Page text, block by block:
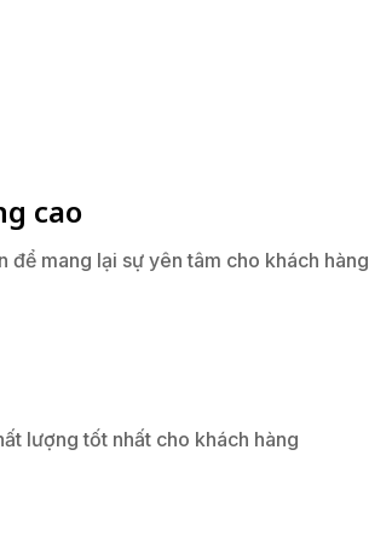
cao
để mang lại sự yên tâm cho khách hàng
lượng tốt nhất cho khách hàng